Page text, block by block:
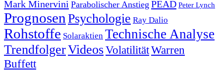
Mark Minervini Parabolischer Anstieg PEAD Peter Lynch
Prognosen Psychologie Ray Dalio
Rohstoffe Solaraktien Technische Analyse
TrendfolgerVideosVolatilitätWarren
Buffett